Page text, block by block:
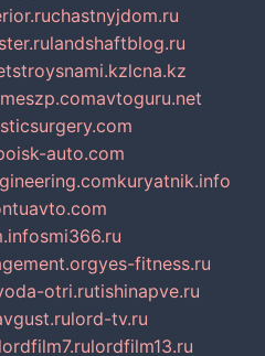
chastnyjdom.ru
landshaftblog.ru
stroysnami.kzlcna.kz
avtoguru.net
auto.com
kuryatnik.info
smi366.ru
yes-fitness.ru
otri.rutishinapve.ru
lord-tv.ru
lordfilm7.rulordfilm13.ru